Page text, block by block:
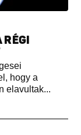
RÉGI
hogy a
elavultak...